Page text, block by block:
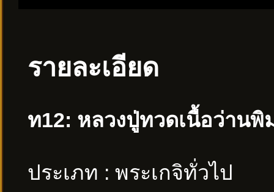
รายละเอียด
ท12: หลวงปู่ทวดเนื้อว่าน
ประเภท : พระเกจิทั่วไป